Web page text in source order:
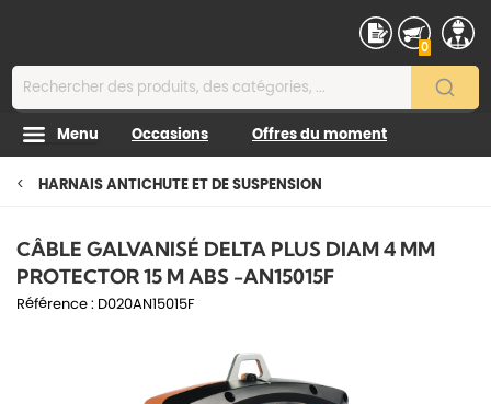
0
Menu Occasions Offres du moment
HARNAIS ANTICHUTE ET DE SUSPENSION
CÂBLE GALVANISÉ DELTA PLUS DIAM 4 MM
PROTECTOR 15 M ABS -AN15015F
Référence : D020AN15015F